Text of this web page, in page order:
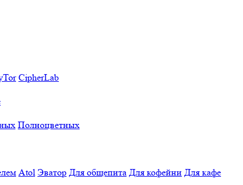
CipherLab
Полноцветных
Atol Эватор Для общепита Для кофейни Для кафе